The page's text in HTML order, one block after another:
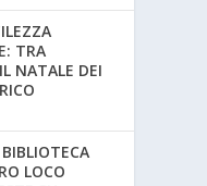
TRA
NATALE DEI
LOCO